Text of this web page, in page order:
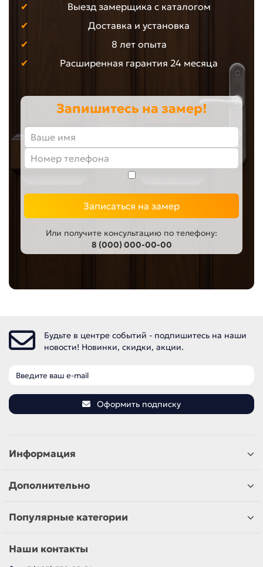
Выезд замерщика с каталогом
Доставка и установка
8 лет опыта
Расширенная гарантия 24 месяца
Запишитесь на замер!
Записаться на замер
Или получите консультацию по телефону:
8 (000) 000-00-00
Будьте в центре событий - подпишитесь на наши
новости! Новинки, скидки, акции.
Оформить подписку
Информация
Дополнительно
Популярные категории
Наши контакты